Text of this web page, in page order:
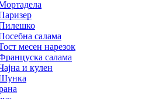
салама
месен нарезок
салама
и кулен